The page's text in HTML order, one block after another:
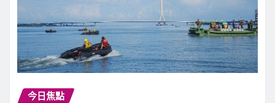
今日焦點